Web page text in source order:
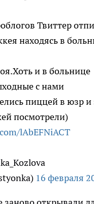
Твиттер
находясь в
и в больнице
с нами
пиццей в юзр и
посмотрели)
lAbEFNiACT
16 февраля